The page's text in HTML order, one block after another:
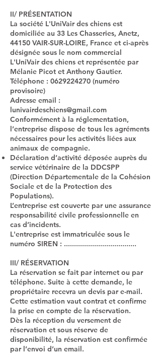
II/ PRÉSENTATION
La société L'UniVair des chiens est
domiciliée au 33 Les Chasseries, Anetz,
44150 VAIR-SUR-LOIRE, France et ci-après
désignée sous le nom commercial
L'UniVair des chiens et représentée par
Mélanie Picot et Anthony Gautier.
Téléphone : 0629224270 (numéro
provisoire)
Adresse email :
lunivairdeschiens@gmail.com
Conformément à la réglementation,
l’entreprise dispose de tous les agréments
nécessaires pour les activités liées aux
animaux de compagnie.
Déclaration d’activité déposée auprès du
service vétérinaire de la DDCSPP
(Direction Départementale de la Cohésion
Sociale et de la Protection des
Populations).
L’entreprise est couverte par une assurance
responsabilité civile professionnelle en
cas d’incidents.
L'entreprise est immatriculée sous le
numéro SIREN : ....................................
III/ RÉSERVATION
La réservation se fait par internet ou par
téléphone. Suite à cette demande, le
propriétaire recevra un devis par e-mail.
Cette estimation vaut contrat et confirme
la prise en compte de la réservation.
Dès la réception du versement de
réservation et sous réserve de
disponibilité, la réservation est confirmée
par l’envoi d’un email.